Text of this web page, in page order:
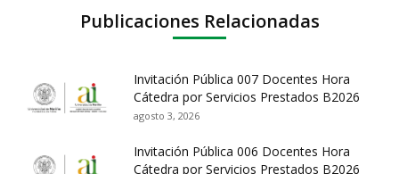
Publicaciones Relacionadas
Invitación Pública 007 Docentes Hora
Cátedra por Servicios Prestados B2026
agosto 3, 2026
Invitación Pública 006 Docentes Hora
Cátedra por Servicios Prestados B2026